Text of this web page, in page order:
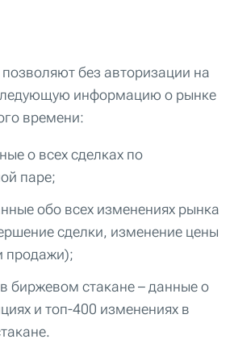
без авторизации на
информацию о рынке
времени:
о всех сделках по
паре;
обо всех изменениях рынка
сделки, изменение цены
продажи);
биржевом стакане – данные о
и топ-400 изменениях в